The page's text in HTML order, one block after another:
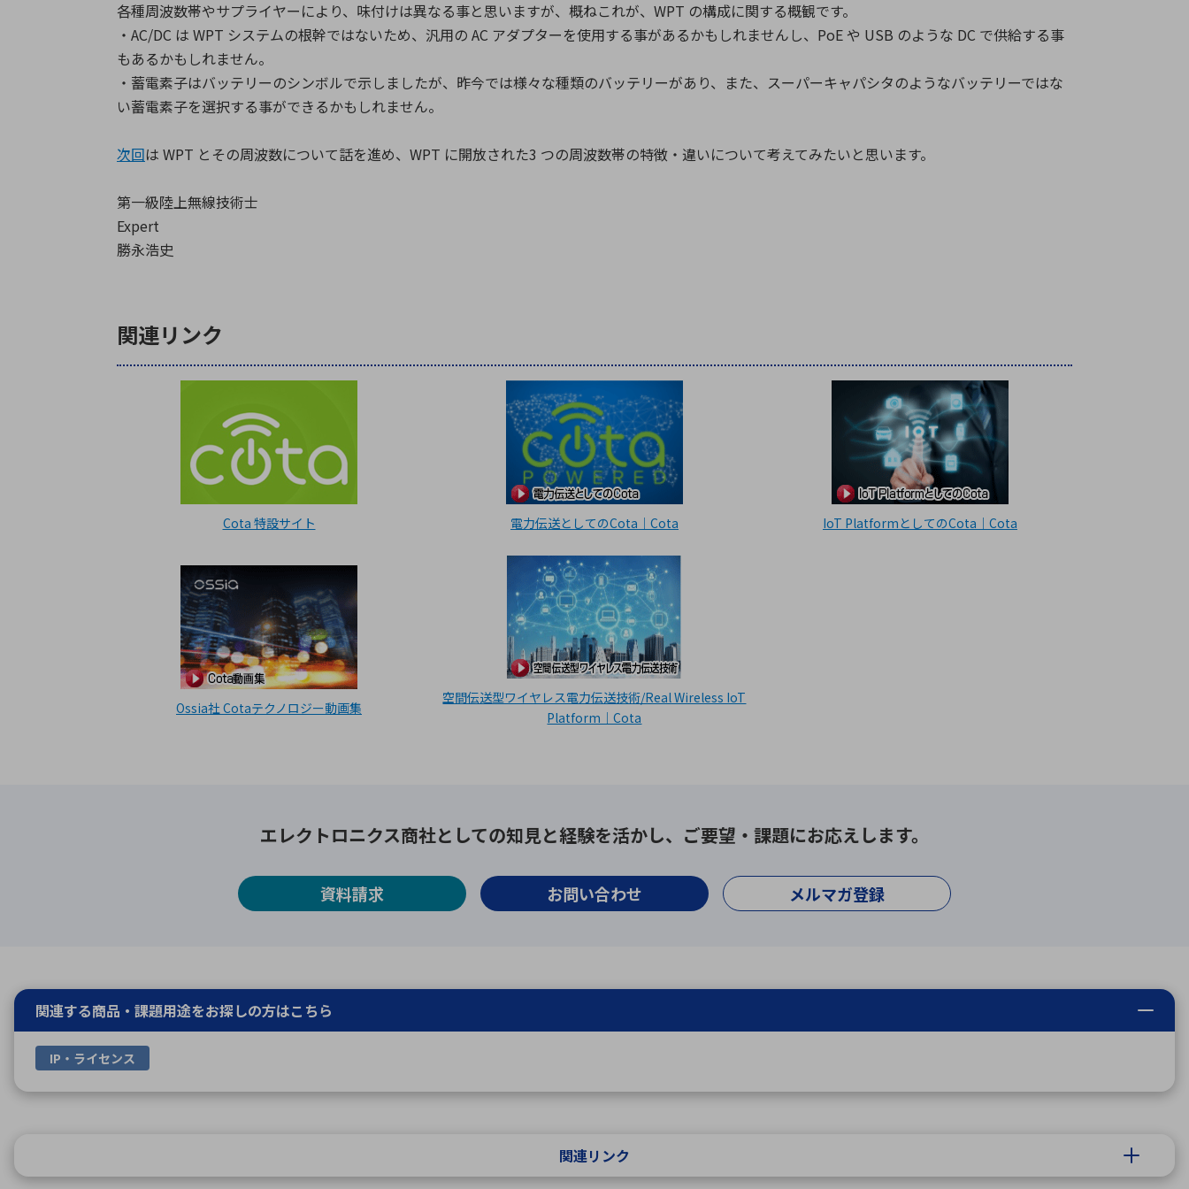
各種周波数帯やサプライヤーにより、味付けは異なる事と思いますが、概ねこれが、WPT の構成に関する概観です。
・AC/DC は WPT システムの根幹ではないため、汎用の AC アダプターを使用する事があるかもしれませんし、PoE や USB のような DC で供給する事
もあるかもしれません。
・蓄電素子はバッテリーのシンボルで示しましたが、昨今では様々な種類のバッテリーがあり、また、スーパーキャパシタのようなバッテリーではな
い蓄電素子を選択する事ができるかもしれません。
次回は WPT とその周波数について話を進め、WPT に開放された3 つの周波数帯の特徴・違いについて考えてみたいと思います。
第一級陸上無線技術士
Expert
勝永浩史
関連リンク
Cota 特設サイト 電力伝送としてのCota｜Cota IoT PlatformとしてのCota｜Cota
Ossia社 Cotaテクノロジー動画集
空間伝送型ワイヤレス電力伝送技術/Real Wireless IoT
Platform｜Cota
エレクトロニクス商社としての知見と経験を活かし、 ご要望・課題にお応えします。
資料請求 お問い合わせ メルマガ登録
関連する商品・課題用途をお探しの方はこちら
IP・ライセンス
関連リンク